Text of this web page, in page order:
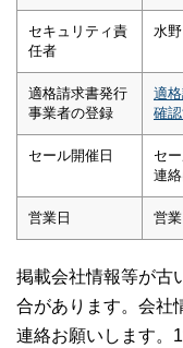
セキュリティ責
任者
水
適格請求書発行
事業者の登録
適
確認
セール開催日
セ
連
営業日 営
掲載会社情報等が古
合があります。会社
連絡お願いします。